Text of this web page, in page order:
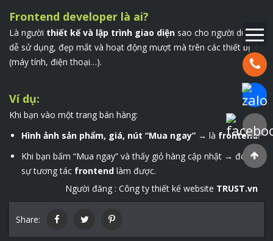
Hotline:
Chat
Frontend developer là ai?
Là người thiết kế và lập trình giao diện sao cho người dùng
dễ sử dụng, đẹp mắt và hoạt động mượt mà trên các thiết bị
(máy tính, điện thoại…).
Ví dụ:
Khi bạn vào một trang bán hàng:
Hình ảnh sản phẩm, giá, nút “Mua ngay” → là frontend.
Khi bạn bấm “Mua ngay” và thấy giỏ hàng cập nhật → đó là
sự tương tác frontend làm được.
Người đăng : Công ty thiết kế website TRUST.vn
Share: